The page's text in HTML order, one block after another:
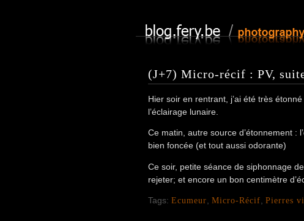
(J+7) Micro-récif : PV,
Hier soir en rentrant, j’ai été très
l’éclairage lunaire.
Ce matin, autre source d’étonnement :
bien foncée (et tout aussi odorante)
Ce soir, petite séance de siphonnage
rejeter; et encore un bon centimètre
Tags: Ecumeur, Micro-Récif, Pierres